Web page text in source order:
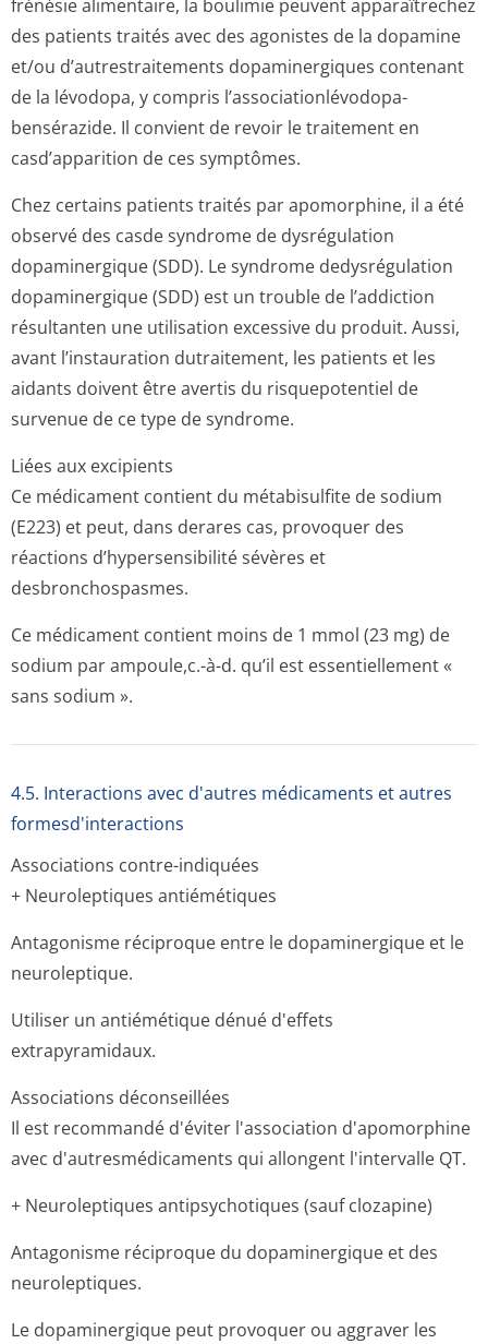
frénésie alimentaire, la boulimie peuvent apparaîtrechez
des patients traités avec des agonistes de la dopamine
et/ou d’autrestraitements dopaminergiques contenant
de la lévodopa, y compris l’association­lévodopa-
bensérazide. Il convient de revoir le traitement en
casd’apparition de ces symptômes.
Chez certains patients traités par apomorphine, il a été
observé des casde syndrome de dysrégulation
dopaminergique (SDD). Le syndrome dedysrégulation
dopaminergique (SDD) est un trouble de l’addiction
résultanten une utilisation excessive du produit. Aussi,
avant l’instauration dutraitement, les patients et les
aidants doivent être avertis du risquepotentiel de
survenue de ce type de syndrome.
Liées aux excipients
Ce médicament contient du métabisulfite de sodium
(E223) et peut, dans derares cas, provoquer des
réactions d’hypersensibilité sévères et
desbronchospasmes.
Ce médicament contient moins de 1 mmol (23 mg) de
sodium par ampoule,c.-à-d. qu’il est essentiellement «
sans sodium ».
4.5. Interactions avec d'autres médicaments et autres
formesd'interactions
Associations contre-indiquées
+ Neuroleptiques antiémétiques
Antagonisme réciproque entre le dopaminergique et le
neuroleptique.
Utiliser un antiémétique dénué d'effets
extrapyramidaux.
Associations déconseillées
Il est recommandé d'éviter l'association d'apomorphine
avec d'autresmédicaments qui allongent l'intervalle QT.
+ Neuroleptiques antipsychotiques (sauf clozapine)
Antagonisme réciproque du dopaminergique et des
neuroleptiques.
Le dopaminergique peut provoquer ou aggraver les